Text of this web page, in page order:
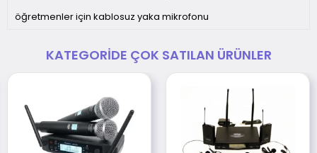
öğretmenler için kablosuz yaka mikrofonu
KATEGORIDE ÇOK SATILAN ÜRÜNLER